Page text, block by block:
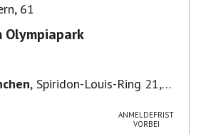
, 61
Olympiapark
, Spiridon-Louis-Ring 21,
ANMELDEFRIST
VORBEI